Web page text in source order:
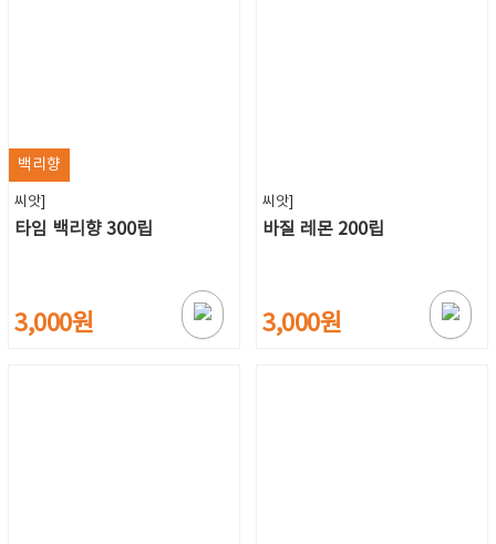
백리향
씨앗]
타임 백리향 300립
3,000원
씨앗]
바질 레몬 200립
3,000원